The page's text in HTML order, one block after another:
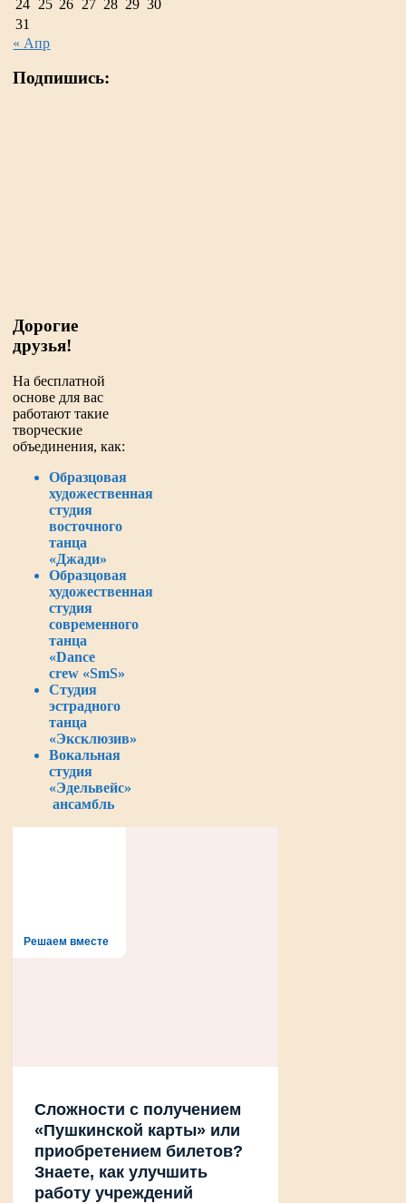
24 25 26 27 28 29 30
31
« Апр
Подпишись:
Дорогие
друзья!
На бесплатной
основе для вас
работают такие
творческие
объединения, как:
Образцовая
художественная
студия
восточного
танца
«Джади»
Образцовая
художественная
студия
современного
танца
«Dance
crew «SmS»
Студия
эстрадного
танца
«Эксклюзив»
Вокальная
студия
«Эдельвейс»
ансамбль
Решаем вместе
Сложности с получением
«Пушкинской карты» или
приобретением билетов?
Знаете, как улучшить
работу учреждений